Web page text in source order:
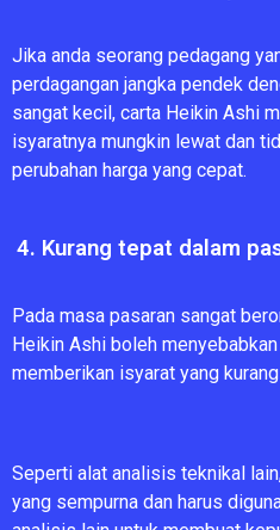
Jika anda seorang pedagang
perdagangan jangka pendek
sangat kecil, carta Heikin Ashi
isyaratnya mungkin lewat dan
perubahan harga yang cepat.
4. Kurang tepat dalam
Pada masa pasaran sangat
Heikin Ashi boleh
memberikan isyarat yang
Seperti alat analisis teknikal
yang sempurna dan harus